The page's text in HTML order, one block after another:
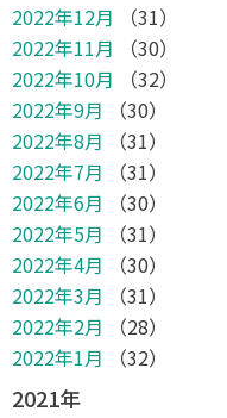
2022年12月
（31）
2022年11月
（30）
2022年10月
（32）
2022年9月
（30）
2022年8月
（31）
2022年7月
（31）
2022年6月
（30）
2022年5月
（31）
2022年4月
（30）
2022年3月
（31）
2022年2月
（28）
2022年1月
（32）
2021年